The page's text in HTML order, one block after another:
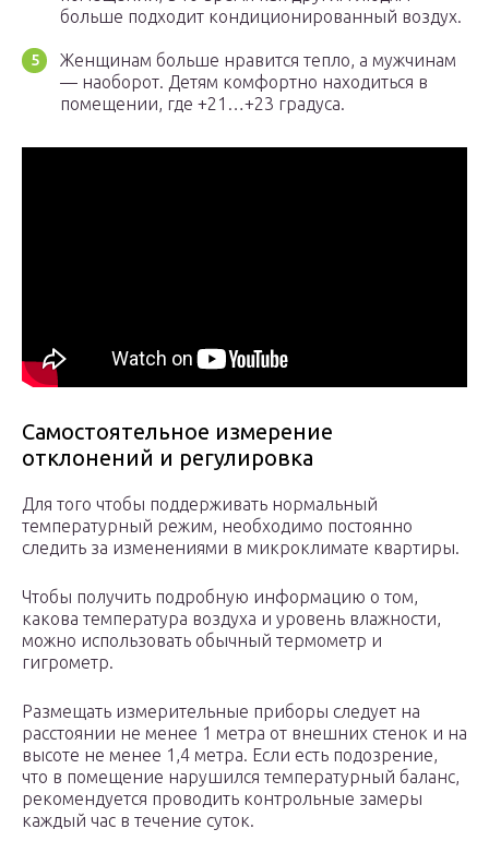
больше подходит кондиционированный воздух.
Женщинам больше нравится тепло, а мужчинам
— наоборот. Детям комфортно находиться в
помещении, где +21…+23 градуса.
Самостоятельное измерение
отклонений и регулировка
Для того чтобы поддерживать нормальный
температурный режим, необходимо постоянно
следить за изменениями в микроклимате квартиры.
Чтобы получить подробную информацию о том,
какова температура воздуха и уровень влажности,
можно использовать обычный термометр и
гигрометр.
Размещать измерительные приборы следует на
расстоянии не менее 1 метра от внешних стенок и на
высоте не менее 1,4 метра. Если есть подозрение,
что в помещение нарушился температурный баланс,
рекомендуется проводить контрольные замеры
каждый час в течение суток.